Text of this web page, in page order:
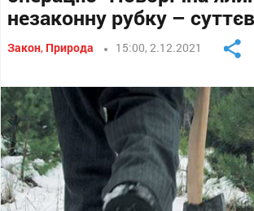
незаконну рубку –
Закон, Природа 15:00, 2.12.2021